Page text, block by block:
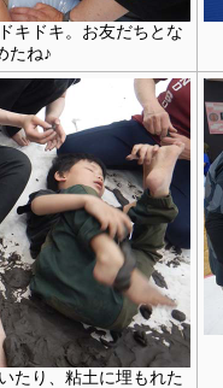
キドキ。お友だちとな
たね♪
たり、粘土に埋もれた